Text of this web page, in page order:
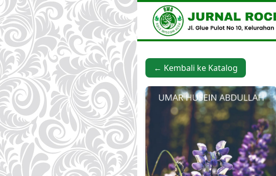
← Kembali ke Katalog